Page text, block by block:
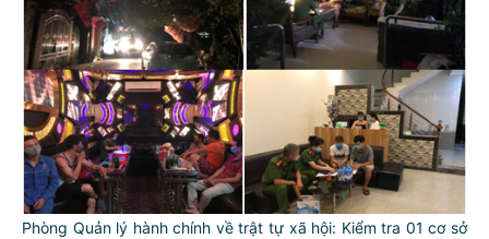
Phòng Quản lý hành chính về trật tự xã hội: Kiểm tra 01 cơ sở